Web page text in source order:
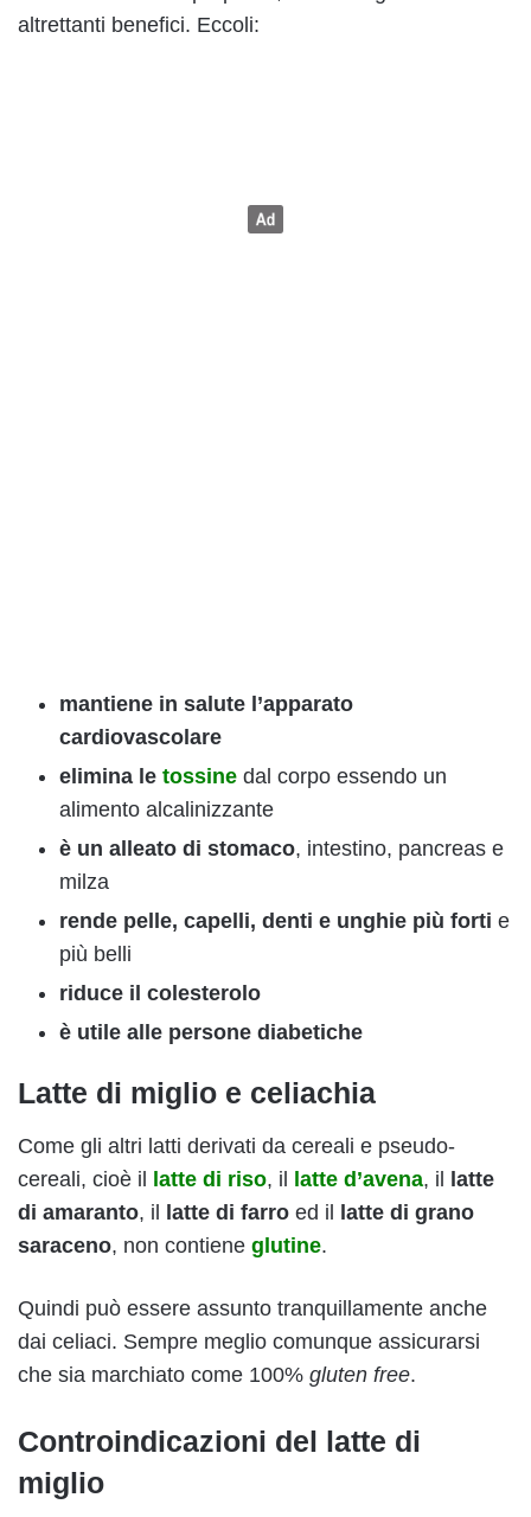
altrettanti benefici. Eccoli:
mantiene in salute l’apparato
cardiovascolare
elimina le tossine dal corpo essendo un
alimento alcalinizzante
è un alleato di stomaco, intestino, pancreas e
milza
rende pelle, capelli, denti e unghie più forti e
più belli
riduce il colesterolo
è utile alle persone diabetiche
Latte di miglio e celiachia
Come gli altri latti derivati da cereali e pseudo-
cereali, cioè il latte di riso, il latte d’avena, il latte
di amaranto, il latte di farro ed il latte di grano
saraceno, non contiene glutine.
Quindi può essere assunto tranquillamente anche
dai celiaci. Sempre meglio comunque assicurarsi
che sia marchiato come 100% gluten free.
Controindicazioni del latte di
miglio